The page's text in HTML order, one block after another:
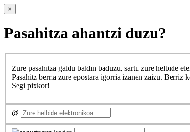
×
Pasahitza ahantzi duzu?
Zure pasahitza galdu baldin baduzu, sartu zure helbide
Pasahitz berria zure epostara igorria izanen zaizu. Berriz
Segi pixkor!
@